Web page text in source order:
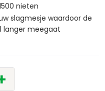
nieten
slagmesje waardoor de
langer meegaat